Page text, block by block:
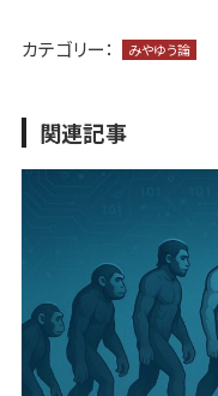
カテゴリー： みやゆう論
関連記事